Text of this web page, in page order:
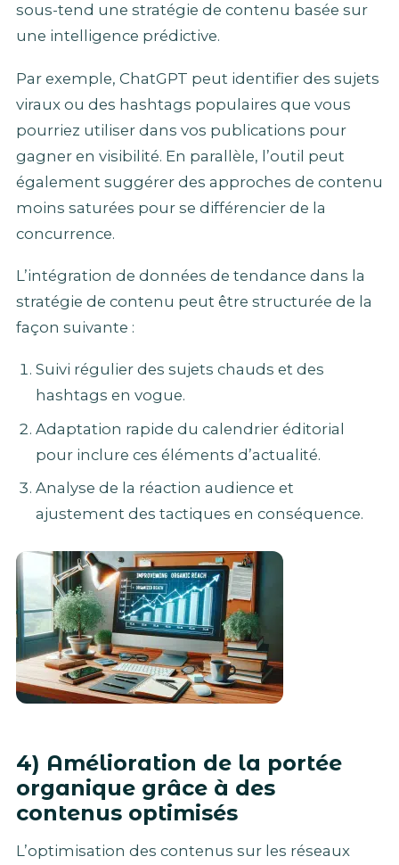
sous-tend une stratégie de contenu basée sur
une intelligence prédictive.
Par exemple, ChatGPT peut identifier des sujets
viraux ou des hashtags populaires que vous
pourriez utiliser dans vos publications pour
gagner en visibilité. En parallèle, l’outil peut
également suggérer des approches de contenu
moins saturées pour se différencier de la
concurrence.
L’intégration de données de tendance dans la
stratégie de contenu peut être structurée de la
façon suivante :
Suivi régulier des sujets chauds et des
hashtags en vogue.
Adaptation rapide du calendrier éditorial
pour inclure ces éléments d’actualité.
Analyse de la réaction audience et
ajustement des tactiques en conséquence.
4) Amélioration de la portée
organique grâce à des
contenus optimisés
L’optimisation des contenus sur les réseaux